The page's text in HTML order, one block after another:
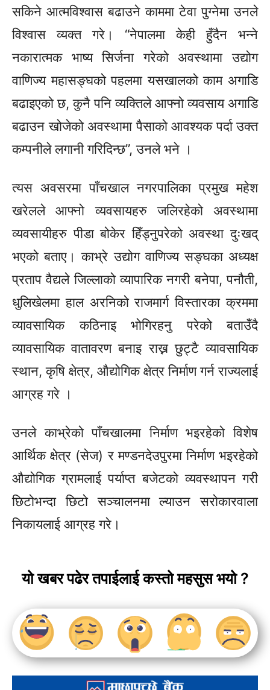
सकिने आत्मविश्वास बढाउने काममा टेवा पुग्नेमा उनले
विश्वास व्यक्त गरे। “नेपालमा केही हुँदैन भन्ने
नकारात्मक भाष्य सिर्जना गरेको अवस्थामा उद्योग
वाणिज्य महासङ्घको पहलमा यसखालको काम अगाडि
बढाइएको छ, कुनै पनि व्यक्तिले आफ्नो व्यवसाय अगाडि
बढाउन खोजेको अवस्थामा पैसाको आवश्यक पर्दा उक्त
कम्पनीले लगानी गरिदिन्छ”, उनले भने ।
त्यस अवसरमा पाँचखाल नगरपालिका प्रमुख महेश
खरेलले आफ्नो व्यवसायहरु जलिरहेको अवस्थामा
व्यवसायीहरु पीडा बोकेर हिँड्नुपरेको अवस्था दुःखद्
भएको बताए। काभ्रे उद्योग वाणिज्य सङ्घका अध्यक्ष
प्रताप वैद्यले जिल्लाको व्यापारिक नगरी बनेपा, पनौती,
धुलिखेलमा हाल अरनिको राजमार्ग विस्तारका क्रममा
व्यावसायिक कठिनाइ भोगिरहनु परेको बताउँदै
व्यावसायिक वातावरण बनाइ राख्न छुट्टै व्यावसायिक
स्थान, कृषि क्षेत्र, औद्योगिक क्षेत्र निर्माण गर्न राज्यलाई
आग्रह गरे ।
उनले काभ्रेको पाँचखालमा निर्माण भइरहेको विशेष
आर्थिक क्षेत्र (सेज) र मण्डनदेउपुरमा निर्माण भइरहेको
औद्योगिक ग्रामलाई पर्याप्त बजेटको व्यवस्थापन गरी
छिटोभन्दा छिटो सञ्चालनमा ल्याउन सरोकारवाला
निकायलाई आग्रह गरे।
यो खबर पढेर तपाईलाई कस्तो महसुस भयो ?